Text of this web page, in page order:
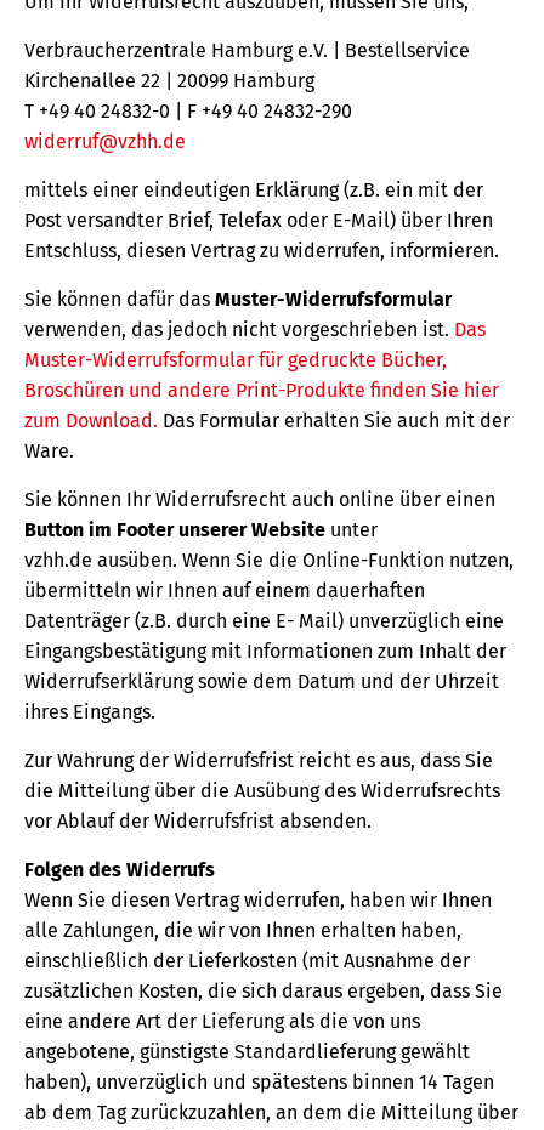
Verbraucherzentrale Hamburg e.V. | Bestellservice
Kirchenallee 22 | 20099 Hamburg
T +49 40 24832-0 | F +49 40 24832-290
widerruf@vzhh.de
mittels einer eindeutigen Erklärung (z.B. ein mit der
Post versandter Brief, Telefax oder E-Mail) über Ihren
Entschluss, diesen Vertrag zu widerrufen, informieren.
Sie können dafür das Muster-Widerrufsformular
verwenden, das jedoch nicht vorgeschrieben ist. Das
Muster-Widerrufsformular für gedruckte Bücher,
Broschüren und andere Print-Produkte finden Sie hier
zum Download. Das Formular erhalten Sie auch mit der
Ware.
Sie können Ihr Widerrufsrecht auch online über einen
Button im Footer unserer Website unter
vzhh.de ausüben. Wenn Sie die Online-Funktion nutzen,
übermitteln wir Ihnen auf einem dauerhaften
Datenträger (z.B. durch eine E- Mail) unverzüglich eine
Eingangsbestätigung mit Informationen zum Inhalt der
Widerrufserklärung sowie dem Datum und der Uhrzeit
ihres Eingangs.
Zur Wahrung der Widerrufsfrist reicht es aus, dass Sie
die Mitteilung über die Ausübung des Widerrufsrechts
vor Ablauf der Widerrufsfrist absenden.
Folgen des Widerrufs
Wenn Sie diesen Vertrag widerrufen, haben wir Ihnen
alle Zahlungen, die wir von Ihnen erhalten haben,
einschließlich der Lieferkosten (mit Ausnahme der
zusätzlichen Kosten, die sich daraus ergeben, dass Sie
eine andere Art der Lieferung als die von uns
angebotene, günstigste Standardlieferung gewählt
haben), unverzüglich und spätestens binnen 14 Tagen
ab dem Tag zurückzuzahlen, an dem die Mitteilung über